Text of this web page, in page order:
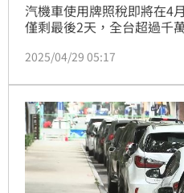
汽機車使用牌照稅即將在4
僅剩最後2天，全台超過千
制執行，甚至被罰一倍罰鍰
2025/04/29 05:17